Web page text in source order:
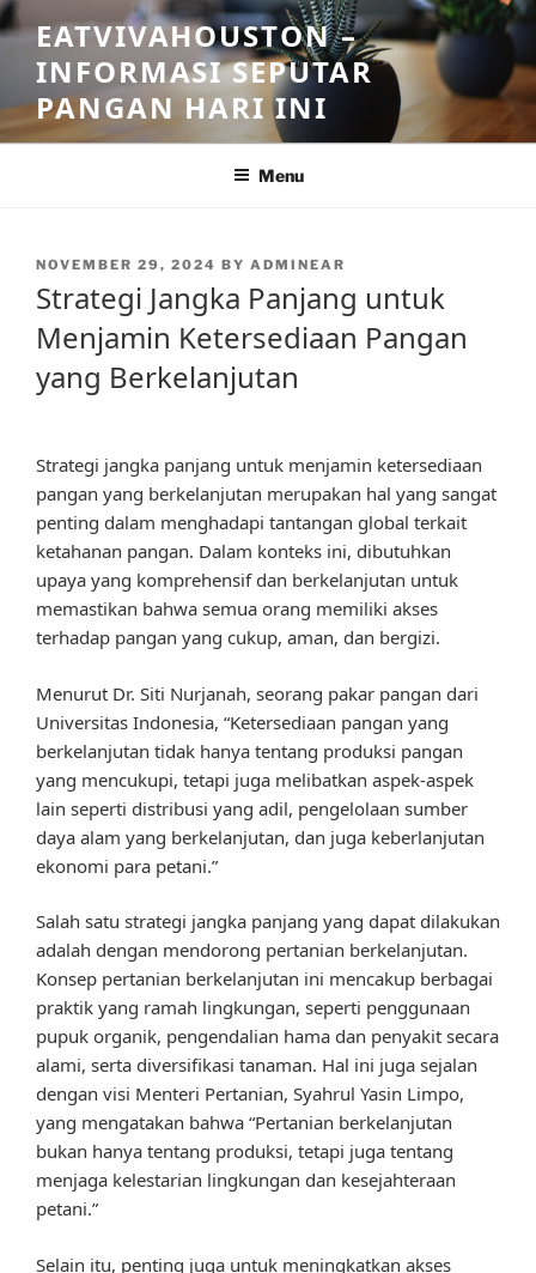
Skip
to
content
EATVIVAHOUSTON –
INFORMASI SEPUTAR
PANGAN HARI INI
Menu
POSTED
NOVEMBER 29, 2024 BY ADMINEAR
Strategi Jangka Panjang untuk
Menjamin Ketersediaan Pangan
yang Berkelanjutan
Strategi jangka panjang untuk menjamin ketersediaan
pangan yang berkelanjutan merupakan hal yang sangat
penting dalam menghadapi tantangan global terkait
ketahanan pangan. Dalam konteks ini, dibutuhkan
upaya yang komprehensif dan berkelanjutan untuk
memastikan bahwa semua orang memiliki akses
terhadap pangan yang cukup, aman, dan bergizi.
Menurut Dr. Siti Nurjanah, seorang pakar pangan dari
Universitas Indonesia, “Ketersediaan pangan yang
berkelanjutan tidak hanya tentang produksi pangan
yang mencukupi, tetapi juga melibatkan aspek-aspek
lain seperti distribusi yang adil, pengelolaan sumber
daya alam yang berkelanjutan, dan juga keberlanjutan
ekonomi para petani.”
Salah satu strategi jangka panjang yang dapat dilakukan
adalah dengan mendorong pertanian berkelanjutan.
Konsep pertanian berkelanjutan ini mencakup berbagai
praktik yang ramah lingkungan, seperti penggunaan
pupuk organik, pengendalian hama dan penyakit secara
alami, serta diversifikasi tanaman. Hal ini juga sejalan
dengan visi Menteri Pertanian, Syahrul Yasin Limpo,
yang mengatakan bahwa “Pertanian berkelanjutan
bukan hanya tentang produksi, tetapi juga tentang
menjaga kelestarian lingkungan dan kesejahteraan
petani.”
Selain itu, penting juga untuk meningkatkan akses